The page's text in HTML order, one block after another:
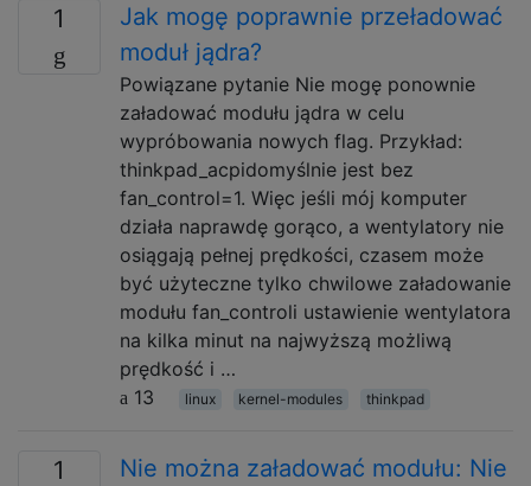
1
Jak mogę poprawnie przeładować
moduł jądra?
Powiązane pytanie Nie mogę ponownie
załadować modułu jądra w celu
wypróbowania nowych flag. Przykład:
thinkpad_acpidomyślnie jest bez
fan_control=1. Więc jeśli mój komputer
działa naprawdę gorąco, a wentylatory nie
osiągają pełnej prędkości, czasem może
być użyteczne tylko chwilowe załadowanie
modułu fan_controli ustawienie wentylatora
na kilka minut na najwyższą możliwą
prędkość i …
13
linux kernel-modules thinkpad
1
Nie można załadować modułu: Nie